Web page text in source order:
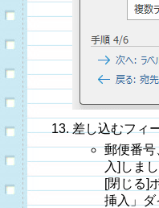
差し込むフィ
郵便番
入]しま
[閉じる]
挿入」ダ